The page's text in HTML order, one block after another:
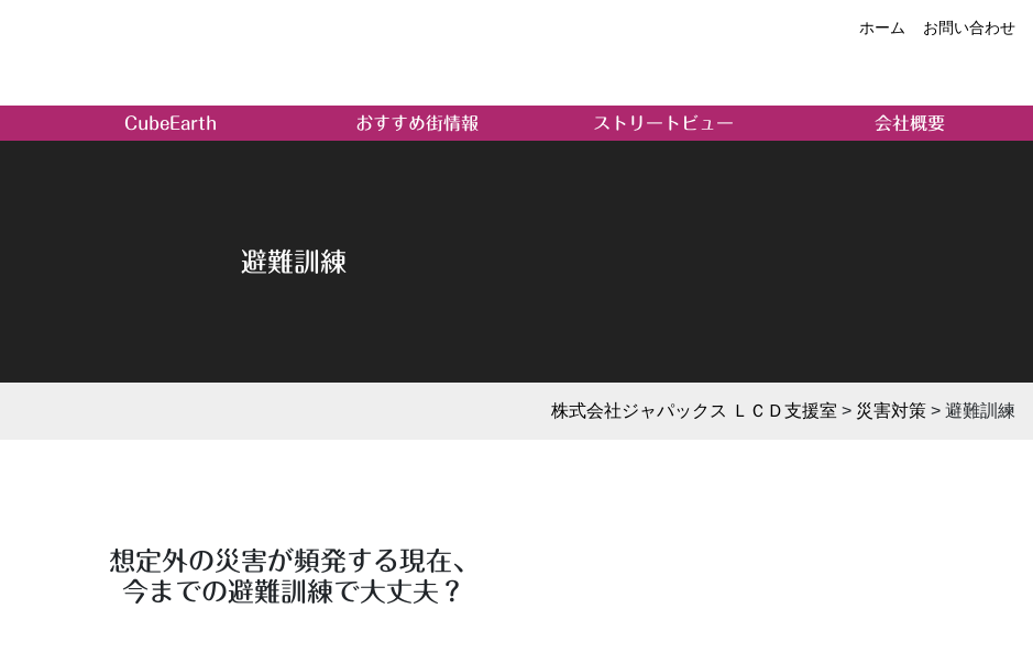
CubeEarth おすすめ街情報 ストリートビュー 会社概要
ホーム お問い合わせ
避難訓練
株式会社ジャパックス ＬＣＤ支援室 > 災害対策 > 避難訓練
想定外の災害が頻発する現在、
今までの避難訓練で大丈夫？